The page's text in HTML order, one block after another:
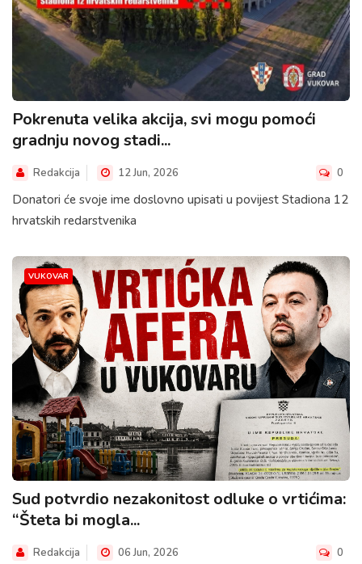
Pokrenuta velika akcija, svi mogu pomoći
gradnju novog stadi...
Redakcija 12 Jun, 2026 0
Donatori će svoje ime doslovno upisati u povijest Stadiona 12
hrvatskih redarstvenika
VUKOVAR
Sud potvrdio nezakonitost odluke o vrtićima:
“Šteta bi mogla...
Redakcija 06 Jun, 2026 0